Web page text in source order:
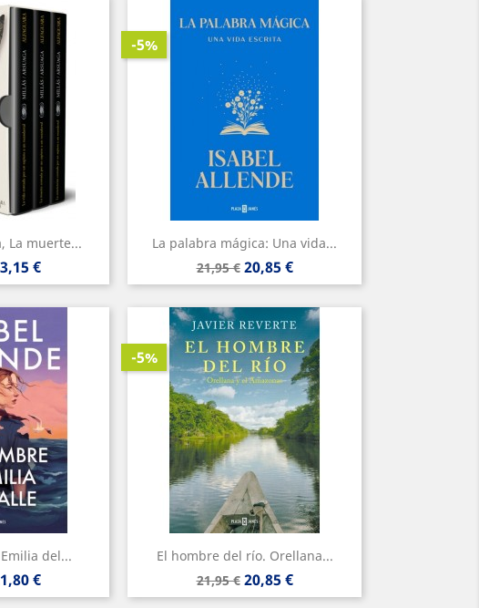
La muerte...
€
La palabra mágica: Una vida...
Precio
base
21,95 €
-5%
Precio
20,85 €
del...
€
El hombre del río. Orellana...
Precio
base
21,95 €
-5%
Precio
20,85 €